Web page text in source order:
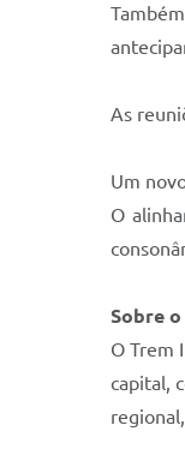
As
Um
O
Sobre
O Trem
capital,